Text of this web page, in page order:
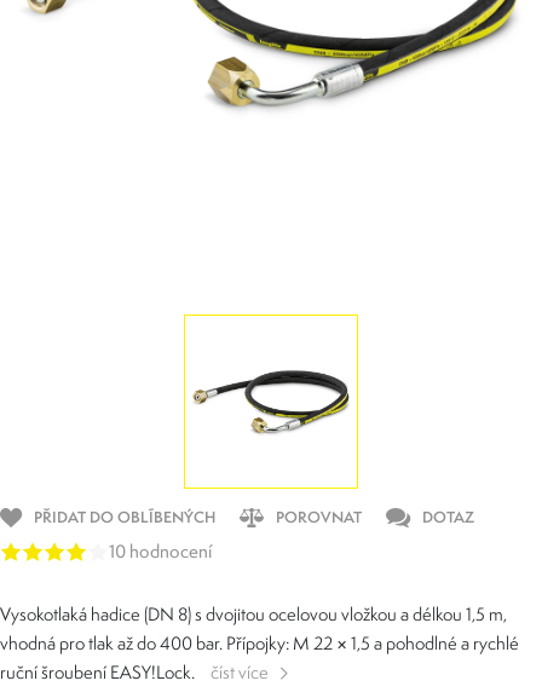
PŘIDAT DO OBLÍBENÝCH POROVNAT DOTAZ
10 hodnocení
Vysokotlaká hadice (DN 8) s dvojitou ocelovou vložkou a délkou 1,5 m,
vhodná pro tlak až do 400 bar. Přípojky: M 22 × 1,5 a pohodlné a rychlé
ruční šroubení EASY!Lock. číst více